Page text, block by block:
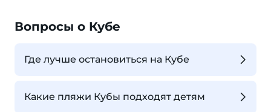
Вопросы о Кубе
Где лучше остановиться на Кубе
Какие пляжи Кубы подходят детям